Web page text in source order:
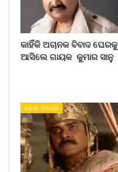
କାହିଁକି ଅଚାନକ ବିବାଦ ଘେରକୁ
ଆସିଲେ ଗାୟକ କୁମାର ସାନୁ
ଦେଶ- ବିଦେଶ